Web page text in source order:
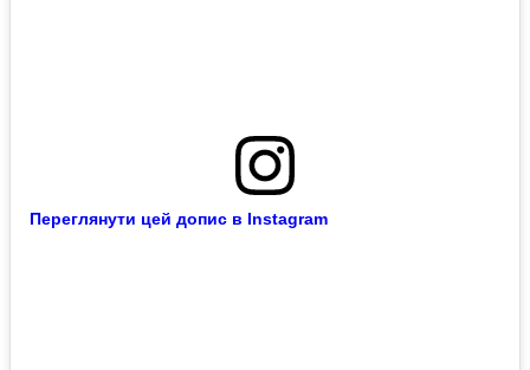
Переглянути цей допис в Instagram